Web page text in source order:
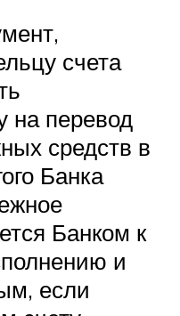
счета
на перевод
средств в
Банка
Банком к
и
если